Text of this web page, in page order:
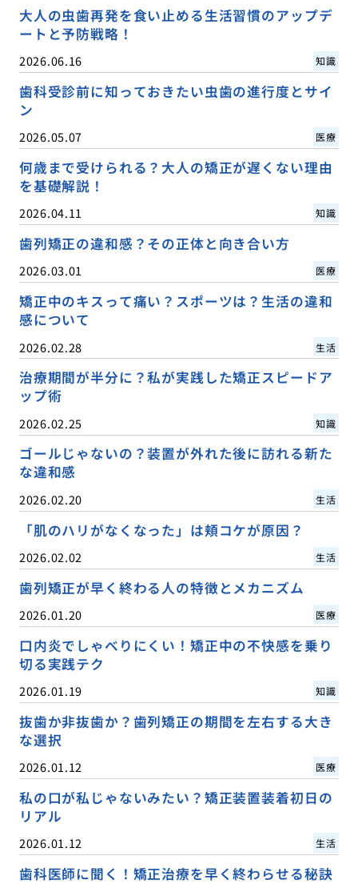
大人の虫歯再発を食い止める生活習慣のアップデ
ートと予防戦略！
2026.06.16 知識
歯科受診前に知っておきたい虫歯の進行度とサイ
ン
2026.05.07 医療
何歳まで受けられる？大人の矯正が遅くない理由
を基礎解説！
2026.04.11 知識
歯列矯正の違和感？その正体と向き合い方
2026.03.01 医療
矯正中のキスって痛い？スポーツは？生活の違和
感について
2026.02.28 生活
治療期間が半分に？私が実践した矯正スピードア
ップ術
2026.02.25 知識
ゴールじゃないの？装置が外れた後に訪れる新た
な違和感
2026.02.20 生活
「肌のハリがなくなった」は頬コケが原因？
2026.02.02 生活
歯列矯正が早く終わる人の特徴とメカニズム
2026.01.20 医療
口内炎でしゃべりにくい！矯正中の不快感を乗り
切る実践テク
2026.01.19 知識
抜歯か非抜歯か？歯列矯正の期間を左右する大き
な選択
2026.01.12 医療
私の口が私じゃないみたい？矯正装置装着初日の
リアル
2026.01.12 生活
歯科医師に聞く！矯正治療を早く終わらせる秘訣